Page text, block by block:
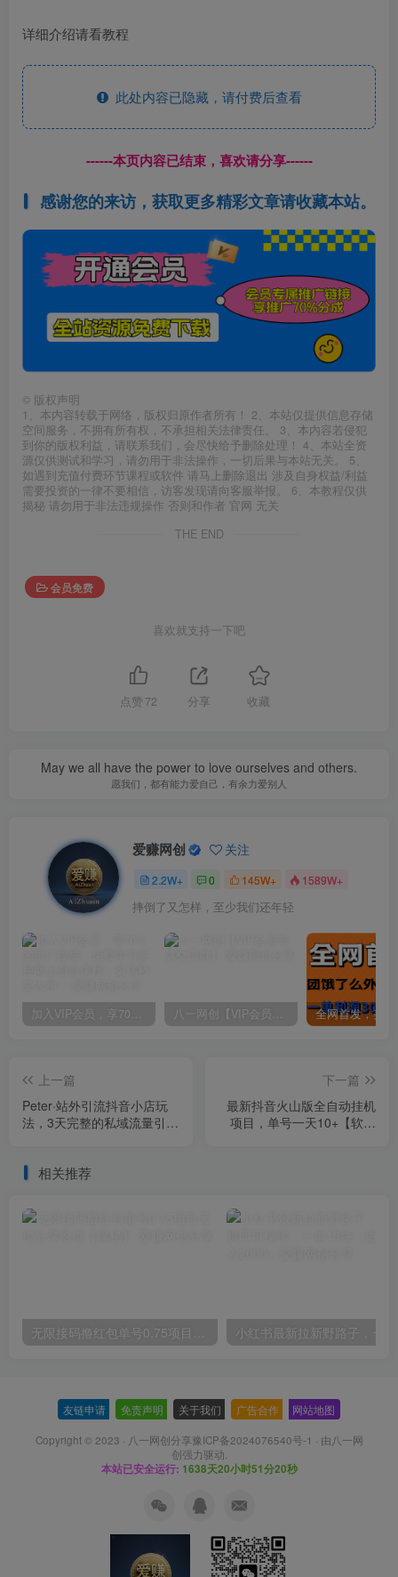
详细介绍请看教程
此处内容已隐藏，请付费后查看
------本页内容已结束，喜欢请分享------
感谢您的来访，获取更多精彩文章请收藏本站。
© 版权声明
1、本内容转载于网络，版权归原作者所有！ 2、本站仅提供信息存储
空间服务，不拥有所有权，不承担相关法律责任。 3、本内容若侵犯
到你的版权利益，请联系我们，会尽快给予删除处理！ 4、本站全资
源仅供测试和学习，请勿用于非法操作，一切后果与本站无关。 5、
如遇到充值付费环节课程或软件 请马上删除退出 涉及自身权益/利益
需要投资的一律不要相信，访客发现请向客服举报。 6、本教程仅供
揭秘 请勿用于非法违规操作 否则和作者 官网 无关
THE END
会员免费
喜欢就支持一下吧
点赞 72 分享 收藏
May we all have the power to love ourselves and others.
愿我们，都有能力爱自己，有余力爱别人
爱赚网创 关注
2.2W+ 0 145W+ 1589W+
摔倒了又怎样，至少我们还年轻
加入VIP会员，享70%的推广提成，免费学习多种网上创业课程，菜鸟秒变大神！ 八一网创【VIP会员专属交流群】
上一篇
Peter·站外引流抖音小店玩
法，​3天完整的私域流量引爆
下一篇
最新抖音火山版全自动挂机
项目，单号一天10+【软件
相关推荐
无限接码撸红包单号0.75项目无偿分享给你【揭秘】
友链申请 免责声明 关于我们 广告合作 网站地图
Copyright © 2023 · 八一网创分享豫ICP备2024076540号-1 · 由八一网
创强力驱动.
本站已安全运行: 1638天20小时51分21秒